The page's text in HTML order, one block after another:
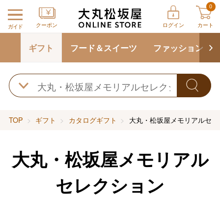
ガイド クーポン ログイン
0
カート
ギフト フード＆スイーツ ファッション
TOP ギフト カタログギフト 大丸・松坂屋メモリアルセ
大丸・松坂屋メモリアル
セレクション